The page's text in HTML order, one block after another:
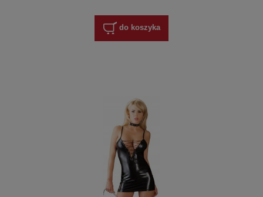
do koszyka